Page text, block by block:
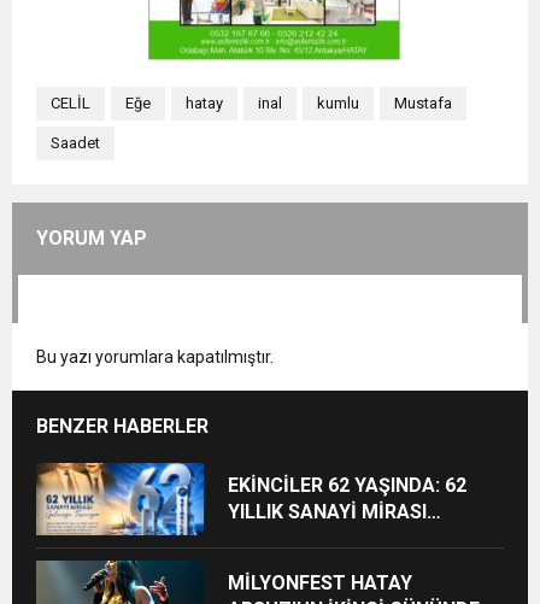
CELİL Eğe hatay inal kumlu Mustafa
Saadet
YORUM YAP
Bu yazı yorumlara kapatılmıştır.
BENZER HABERLER
EKİNCİLER 62 YAŞINDA: 62
YILLIK SANAYİ MİRASI
MİLYONFEST HATAY